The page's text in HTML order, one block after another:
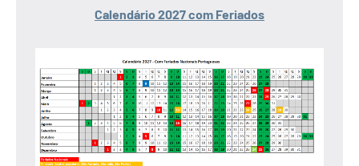
Calendário 2027 com Feriados